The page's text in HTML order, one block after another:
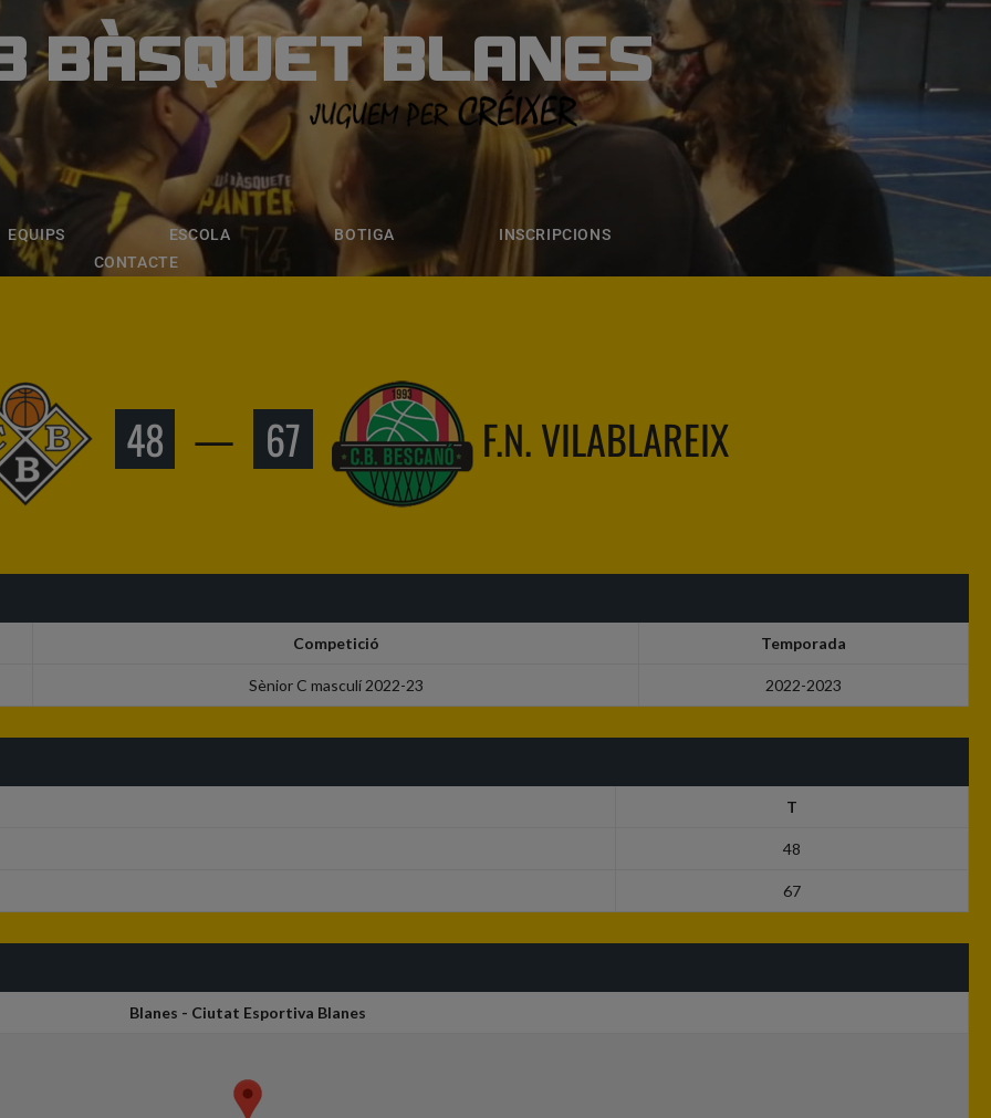
BÀSQUET BLANES
EQUIPS ESCOLA BOTIGA
INSCRIPCIONS
CONTACTE
BLANES
ESCOLA BOTIGA INSCRIPCIONS
48 — 67 F.N. VILABLAREIX
Competició Temporada
Sènior C masculí 2022-23 2022-2023
T
48
67
Blanes - Ciutat Esportiva Blanes